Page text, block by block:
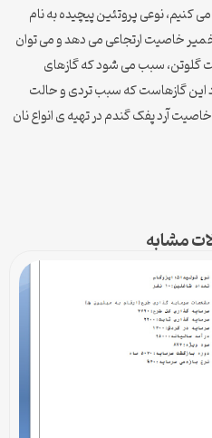
کنیم، نوعی پروتئین پیچیده به نام
خاصیت ارتجاعی می دهد و می توان
گلوتن، سبب می شود که گازهای
این گازهاست که سبب تردی و حالت
آرد پفک گندم در تهیه ی انواع نان
مشابه